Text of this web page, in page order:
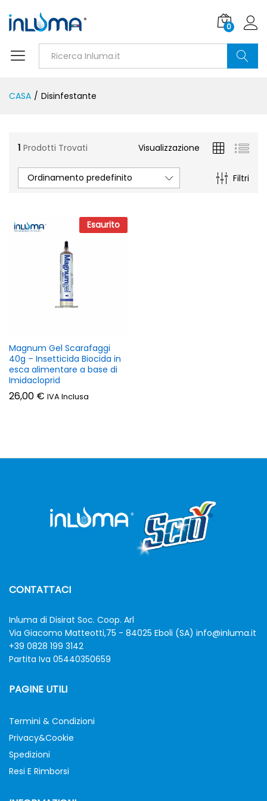
0
CASA / Disinfestante
1 Prodotti Trovati Visualizzazione
Filtri
Ordinamento predefinito
Esaurito
Magnum Gel Scarafaggi
40g – Insetticida Biocida in
esca alimentare a base di
Imidacloprid
26,00 € IVA Inclusa
CONTATTACI
Inluma di Disirat Soc. Coop. Arl
Via Giacomo Matteotti,75 - 84025 Eboli (SA) info@inluma.it
+39 0828 199 3142
Partita Iva 05440350659
PAGINE UTILI
Termini & Condizioni
Privacy&Cookie
Spedizioni
Resi E Rimborsi